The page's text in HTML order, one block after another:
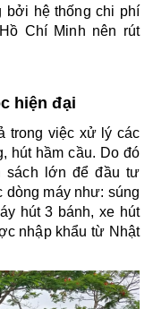
bởi hệ thống chi phí
Chí Minh nên rút
hiện đại
trong việc xử lý các
hút hầm cầu. Do đó
sách lớn để đầu tư
dòng máy như: súng
hút 3 bánh, xe hút
nhập khẩu từ Nhật